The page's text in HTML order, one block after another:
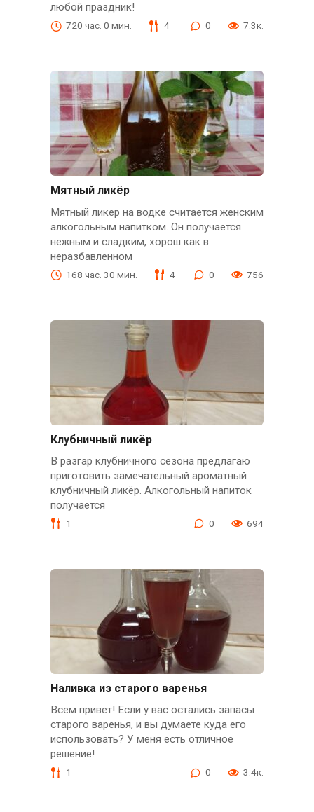
любой праздник!
720 час. 0 мин. 4 0 7.3к.
Мятный ликёр
Мятный ликер на водке считается женским
алкогольным напитком. Он получается
нежным и сладким, хорош как в
неразбавленном
168 час. 30 мин. 4 0 756
Клубничный ликёр
В разгар клубничного сезона предлагаю
приготовить замечательный ароматный
клубничный ликёр. Алкогольный напиток
получается
1 0 694
Наливка из старого варенья
Всем привет! Если у вас остались запасы
старого варенья, и вы думаете куда его
использовать? У меня есть отличное
решение!
1 0 3.4к.